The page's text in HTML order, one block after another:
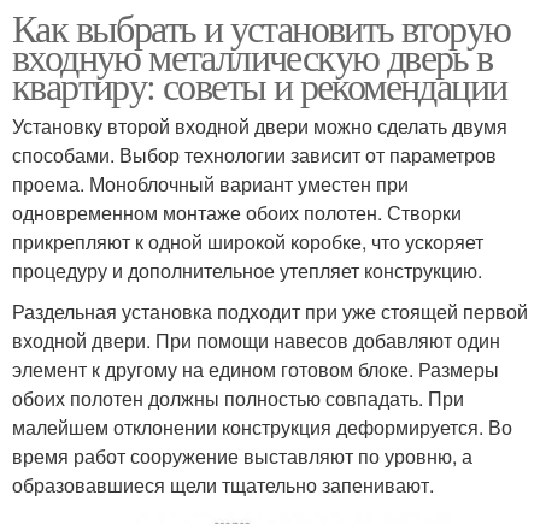
Как выбрать и установить вторую
входную металлическую дверь в
квартиру: советы и рекомендации
Установку второй входной двери можно сделать двумя
способами. Выбор технологии зависит от параметров
проема. Моноблочный вариант уместен при
одновременном монтаже обоих полотен. Створки
прикрепляют к одной широкой коробке, что ускоряет
процедуру и дополнительное утепляет конструкцию.
Раздельная установка подходит при уже стоящей первой
входной двери. При помощи навесов добавляют один
элемент к другому на едином готовом блоке. Размеры
обоих полотен должны полностью совпадать. При
малейшем отклонении конструкция деформируется. Во
время работ сооружение выставляют по уровню, а
образовавшиеся щели тщательно запенивают.